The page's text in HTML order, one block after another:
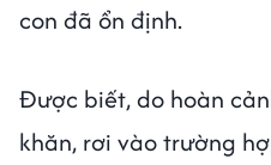
con đã ổn định.
Được biết, do hoàn
khăn, rơi vào trường